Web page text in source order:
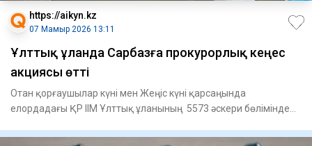
https://aikyn.kz
07 Мамыр 2026 13:11
Ұлттық ұланда Сарбазға прокурорлық кеңес
акциясы өтті
Отан қорғаушылар күні мен Жеңіс күні қарсаңында
елордадағы ҚР ІІМ Ұлттық ұланының 5573 әскери бөлімінде